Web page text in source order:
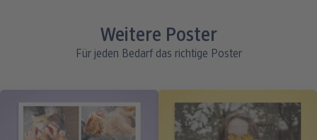
Weitere Poster
Für jeden Bedarf das richtige Poster